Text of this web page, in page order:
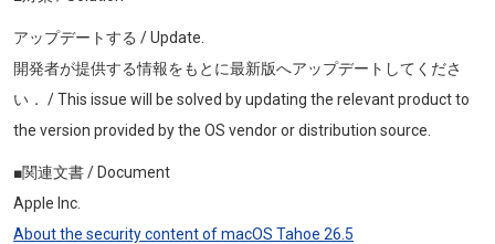
アップデートする / Update.
開発者が提供する情報をもとに最新版へアップデートしてくださ
い． /This issue will be solved by updating the relevant product to
the version provided by the OS vendor or distribution source.
■関連文書 / Document
Apple Inc.
About the security content of macOS Tahoe 26.5